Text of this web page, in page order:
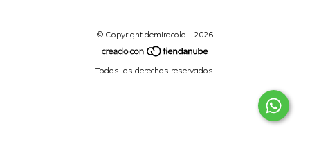
© Copyright demiracolo - 2026
Todos los derechos reservados.